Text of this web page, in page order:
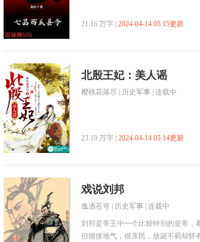
21.16 万字 | 2024-04-14 05:15更新
北殷王妃：美人谣
樱桃花落尽 历史军事 | 连载中
23.19 万字 | 2024-04-14 05:14更新
戏说刘邦
逸洒苍穹 历史军事 | 连载中
刘邦是帝王中一个比较特别的皇帝，
但很接地气，很亲民，放诞不羁却怀